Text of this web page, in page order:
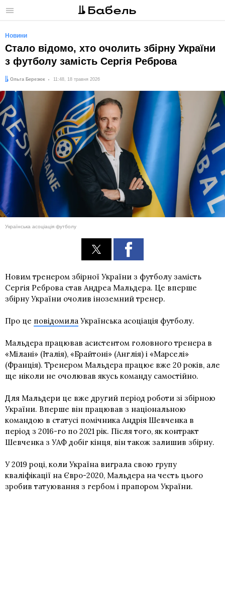
Меню
Новини
Стало відомо, хто очолить збірну України
з футболу замість Сергія Реброва
Автор:
Ольга Березюк
Дата: 11:48, 18 травня 2026
Українська асоціація футболу
Новим тренером збірної України з футболу замість
Сергія Реброва став Андреа Мальдера. Це вперше
збірну України очолив іноземний тренер.
Про це повідомила Українська асоціація футболу.
Мальдера працював асистентом головного тренера в
«Мілані» (Італія), «Брайтоні» (Англія) і «Марселі»
(Франція). Тренером Мальдера працює вже 20 років, але
ще ніколи не очолював якусь команду самостійно.
Для Мальдери це вже другий період роботи зі збірною
України. Вперше він працював з національною
командою в статусі помічника Андрія Шевченка в
період з 2016-го по 2021 рік. Після того, як контракт
Шевченка з УАФ добіг кінця, він також залишив збірну.
У 2019 році, коли Україна виграла свою групу
кваліфікації на Євро-2020, Мальдера на честь цього
зробив татуювання з гербом і прапором України.